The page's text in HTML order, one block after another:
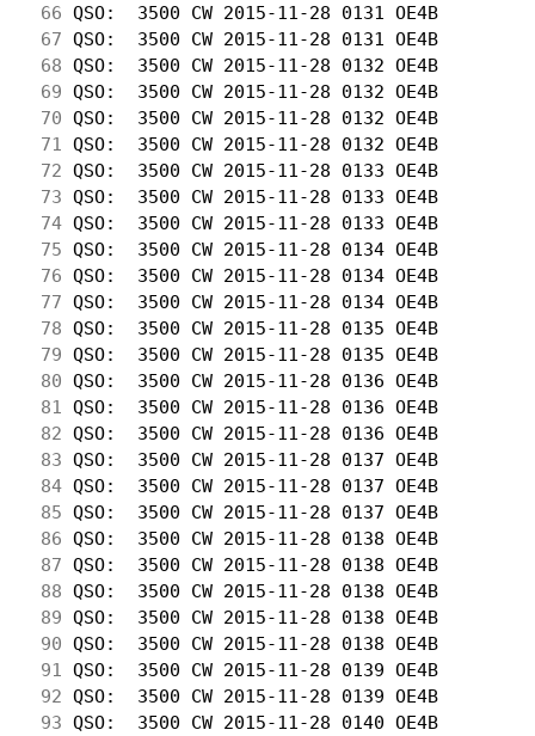
66 QSO:  3500 CW 2015-11-28 0131 OE4B
67 QSO:  3500 CW 2015-11-28 0131 OE4B
68 QSO:  3500 CW 2015-11-28 0132 OE4B
69 QSO:  3500 CW 2015-11-28 0132 OE4B
70 QSO:  3500 CW 2015-11-28 0132 OE4B
71
QSO:  3500 CW 2015-11-28 0132 OE4B
72 QSO:  3500 CW 2015-11-28 0133 OE4B
73 QSO:  3500 CW 2015-11-28 0133 OE4B
74 QSO:  3500 CW 2015-11-28 0133 OE4B
75 QSO:  3500 CW 2015-11-28 0134 OE4B
76 QSO:  3500 CW 2015-11-28 0134 OE4B
77 QSO:  3500 CW 2015-11-28 0134 OE4B
78 QSO:  3500 CW 2015-11-28 0135 OE4B
79 QSO:  3500 CW 2015-11-28 0135 OE4B
80 QSO:  3500 CW 2015-11-28 0136 OE4B
81
QSO:  3500 CW 2015-11-28 0136 OE4B
82 QSO:  3500 CW 2015-11-28 0136 OE4B
83 QSO:  3500 CW 2015-11-28 0137 OE4B
84 QSO:  3500 CW 2015-11-28 0137 OE4B
85 QSO:  3500 CW 2015-11-28 0137 OE4B
86 QSO:  3500 CW 2015-11-28 0138 OE4B
87 QSO:  3500 CW 2015-11-28 0138 OE4B
88 QSO:  3500 CW 2015-11-28 0138 OE4B
89 QSO:  3500 CW 2015-11-28 0138 OE4B
90 QSO:  3500 CW 2015-11-28 0138 OE4B
91
QSO:  3500 CW 2015-11-28 0139 OE4B
92 QSO:  3500 CW 2015-11-28 0139 OE4B
93 QSO:  3500 CW 2015-11-28 0140 OE4B